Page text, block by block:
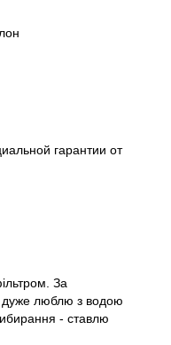
гарантии от
За
дуже люблю з водою
- ставлю